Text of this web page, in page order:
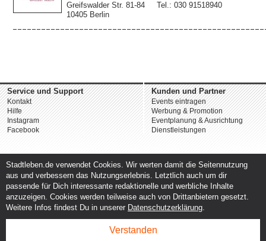
Greifswalder Str. 81-84
10405 Berlin
Tel.: 030 91518940
Service und Support
Kontakt
Hilfe
Instagram
Facebook
Kunden und Partner
Events eintragen
Werbung & Promotion
Eventplanung & Ausrichtung
Dienstleistungen
Stadtleben.de verwendet Cookies. Wir werten damit die Seitennutzung
aus und verbessern das Nutzungserlebnis. Letztlich auch um dir
passende für Dich interessante redaktionelle und werbliche Inhalte
anzuzeigen. Cookies werden teilweise auch von Drittanbietern gesetzt.
Weitere Infos findest Du in unserer Datenschutzerklärung.
Verstanden